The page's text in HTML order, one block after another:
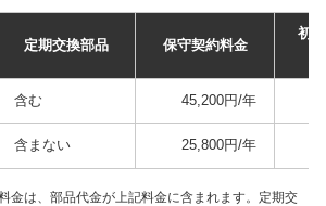
定期交換部品 保守契約料金
初
含む 45,200円/年
含まない 25,800円/年
金は、部品代金が上記料金に含まれます。定期交